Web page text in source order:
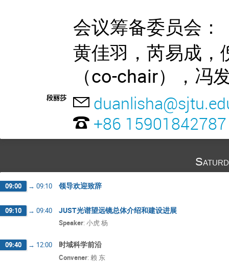
会议筹备委员会：
黄佳羽，芮易成，
（co-chair），冯
段丽莎
+86 15901842787
09:00 → 09:10 领导欢迎致辞
09:10 → 09:40 JUST光谱望远镜总体介绍和建设进展
Speaker: 小虎 杨
09:40 → 12:00 时域科学前沿
Convener: 赖 东